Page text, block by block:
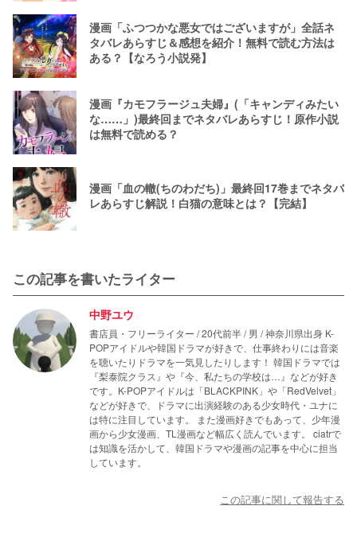
漫画「ふつつかな悪女ではございますが」全話ネ
タバレあらすじ＆感想を紹介！無料で読む方法は
ある？【なろう小説発】
漫画『カモフラージュ夫婦』(「キャンディみたい
な……」)最終回までネタバレあらすじ！原作小説
は無料で読める？
漫画「血の轍(ちのわだち)」最終回17巻までネタバ
レあらすじ解説！白猫の意味とは？【完結】
この記事を書いたライター
中野ユウ
書店員・フリーライター / 20代前半 / 男 / 神奈川県出身 K-
POPアイドルや韓国ドラマが好きで、仕事終わりには音楽
を聴いたりドラマを一気見したりします！ 韓国ドラマでは
『梨泰院クラス』や『今、私たちの学校は…』などが好き
です。K-POPアイドルは「BLACKPINK」や「RedVelvet」
などが好きで、ドラマに出演経験のある少女時代・ユナに
は特に注目しています。 また漫画好きでもあって、少年漫
画から少女漫画、TL漫画など幅広く読んでいます。 ciatrで
は知識を活かして、韓国ドラマや漫画の記事を中心に担当
しています。
この記事に関して報告する